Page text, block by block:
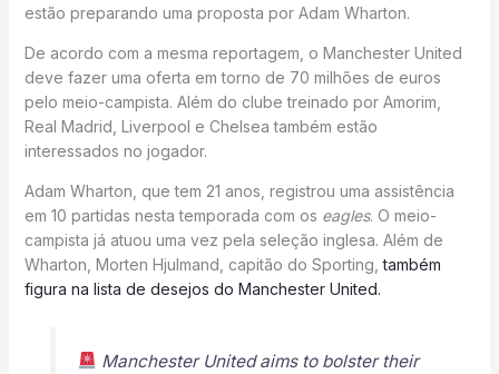
estão preparando uma proposta por Adam Wharton.
De acordo com a mesma reportagem, o Manchester United
deve fazer uma oferta em torno de 70 milhões de euros
pelo meio-campista. Além do clube treinado por Amorim,
Real Madrid, Liverpool e Chelsea também estão
interessados no jogador.
Adam Wharton, que tem 21 anos, registrou uma assistência
em 10 partidas nesta temporada com os eagles. O meio-
campista já atuou uma vez pela seleção inglesa. Além de
Wharton, Morten Hjulmand, capitão do Sporting,também
figura na lista de desejos do Manchester United.
Manchester United aims to bolster their